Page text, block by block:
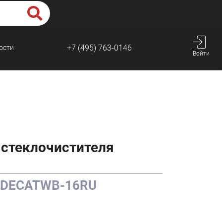
+7 (495) 763-0146
Войти
16RU